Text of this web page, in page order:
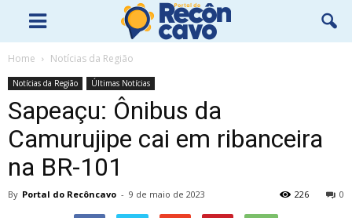
Home Notícias da Região
Notícias da Região Últimas Notícias
Sapeaçu: Ônibus da
Camurujipe cai em ribanceira
na BR-101
By Portal do Recôncavo - 9 de maio de 2023 0
226